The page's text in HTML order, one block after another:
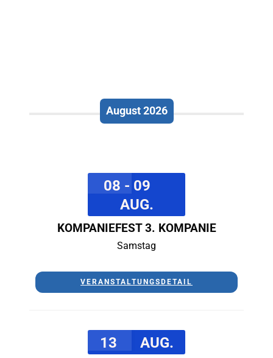
August 2026
08 - 09
AUG.
KOMPANIEFEST 3. KOMPANIE
Samstag
VERANSTALTUNGSDETAIL
13 AUG.